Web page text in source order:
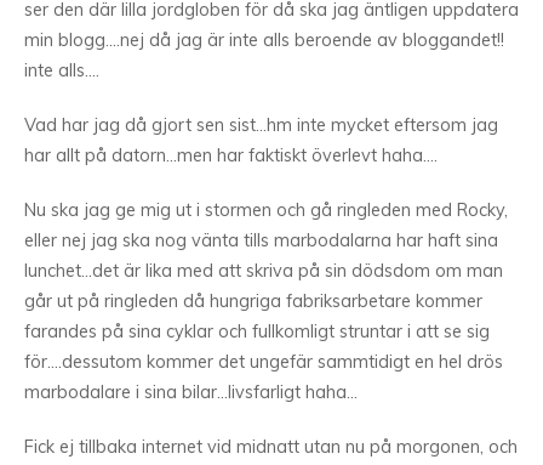
ser den där lilla jordgloben för då ska jag äntligen uppdatera
min blogg….nej då jag är inte alls beroende av bloggandet!!
inte alls….
Vad har jag då gjort sen sist…hm inte mycket eftersom jag
har allt på datorn…men har faktiskt överlevt haha….
Nu ska jag ge mig ut i stormen och gå ringleden med Rocky,
eller nej jag ska nog vänta tills marbodalarna har haft sina
lunchet…det är lika med att skriva på sin dödsdom om man
går ut på ringleden då hungriga fabriksarbetare kommer
farandes på sina cyklar och fullkomligt struntar i att se sig
för….dessutom kommer det ungefär sammtidigt en hel drös
marbodalare i sina bilar…livsfarligt haha…
Fick ej tillbaka internet vid midnatt utan nu på morgonen, och